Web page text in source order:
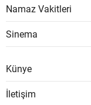
Namaz Vakitleri
Sinema
Künye
İletişim